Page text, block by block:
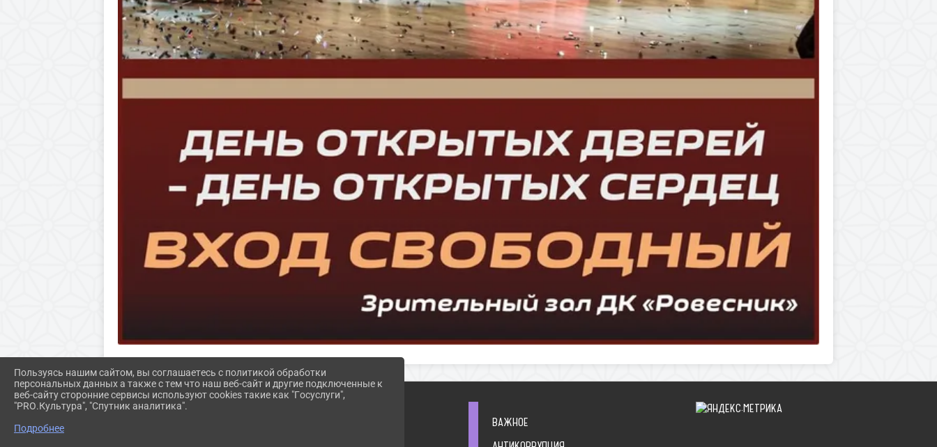
ВАЖНОЕ
Пользуясь нашим сайтом, вы соглашаетесь с политикой обработки
персональных данных а также с тем что наш веб-сайт и другие подключенные к
веб-сайту сторонние сервисы используют cookies такие как "Госуслуги",
"PRO.Культура", "Спутник аналитика".
Подробнее